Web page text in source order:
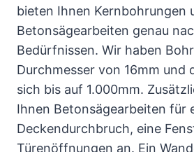
bieten Ihnen Kernbohrungen
Betonsägearbeiten genau
Bedürfnissen. Wir haben
Durchmesser von 16mm und
sich bis auf 1.000mm.
Ihnen Betonsägearbeiten für
Deckendurchbruch, eine
Türenöffnungen an. Ein